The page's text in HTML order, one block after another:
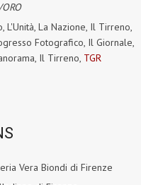
La Nazione, Il Tirreno,
Fotografico, Il Giornale,
Il Tirreno, TGR
Vera Biondi di Firenze